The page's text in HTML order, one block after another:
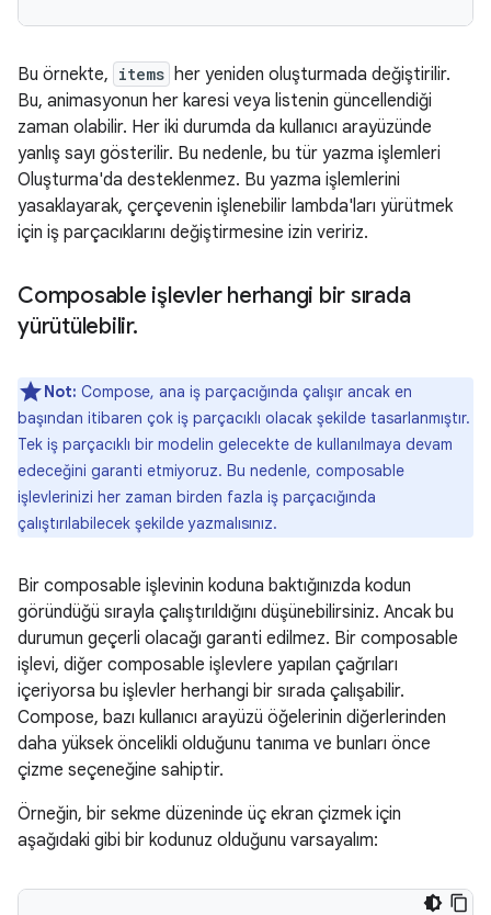
Bu örnekte, items her yeniden oluşturmada değiştirilir.
Bu, animasyonun her karesi veya listenin güncellendiği
zaman olabilir. Her iki durumda da kullanıcı arayüzünde
yanlış sayı gösterilir. Bu nedenle, bu tür yazma işlemleri
Oluşturma'da desteklenmez. Bu yazma işlemlerini
yasaklayarak, çerçevenin işlenebilir lambda'ları yürütmek
için iş parçacıklarını değiştirmesine izin veririz.
Composable işlevler herhangi bir sırada
yürütülebilir.
Not: Compose, ana iş parçacığında çalışır ancak en
başından itibaren çok iş parçacıklı olacak şekilde tasarlanmıştır.
Tek iş parçacıklı bir modelin gelecekte de kullanılmaya devam
edeceğini garanti etmiyoruz. Bu nedenle, composable
işlevlerinizi her zaman birden fazla iş parçacığında
çalıştırılabilecek şekilde yazmalısınız.
Bir composable işlevinin koduna baktığınızda kodun
göründüğü sırayla çalıştırıldığını düşünebilirsiniz. Ancak bu
durumun geçerli olacağı garanti edilmez. Bir composable
işlevi, diğer composable işlevlere yapılan çağrıları
içeriyorsa bu işlevler herhangi bir sırada çalışabilir.
Compose, bazı kullanıcı arayüzü öğelerinin diğerlerinden
daha yüksek öncelikli olduğunu tanıma ve bunları önce
çizme seçeneğine sahiptir.
Örneğin, bir sekme düzeninde üç ekran çizmek için
aşağıdaki gibi bir kodunuz olduğunu varsayalım: